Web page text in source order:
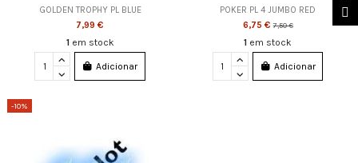
GOLDEN TROPHY PL BLUE
7,99 €
1 em stock
Adicionar
POKER PL 4 JUMBO RED
6,75 €7,50 €
1 em stock
Adicionar
-10%